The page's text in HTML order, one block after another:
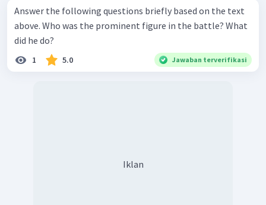
Answer the following questions briefly based on the text
above. Who was the prominent figure in the battle? What
did he do?
1 5.0 Jawaban terverifikasi
Iklan